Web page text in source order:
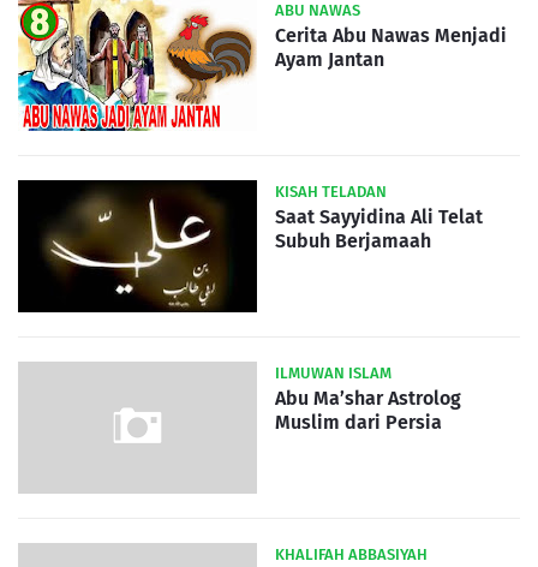
ABU NAWAS
Cerita Abu Nawas Menjadi
Ayam Jantan
KISAH TELADAN
Saat Sayyidina Ali Telat
Subuh Berjamaah
ILMUWAN ISLAM
Abu Ma’shar Astrolog
Muslim dari Persia
KHALIFAH ABBASIYAH